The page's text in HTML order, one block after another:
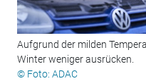
Aufgrund der milden
Winter weniger ausrücken.
© Foto: ADAC